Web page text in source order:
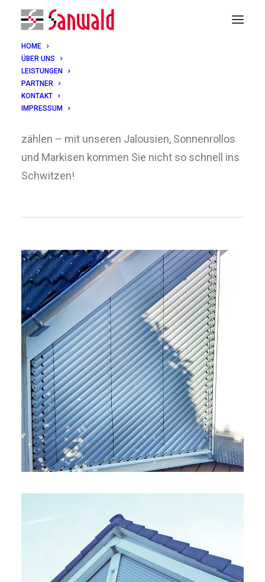
HOME
ÜBER UNS
LEISTUNGEN
PARTNER
KONTAKT
IMPRESSUM
Sonnenschutz
zählen – mit unseren Jalousien, Sonnenrollos
und Markisen kommen Sie nicht so schnell ins
Schwitzen!